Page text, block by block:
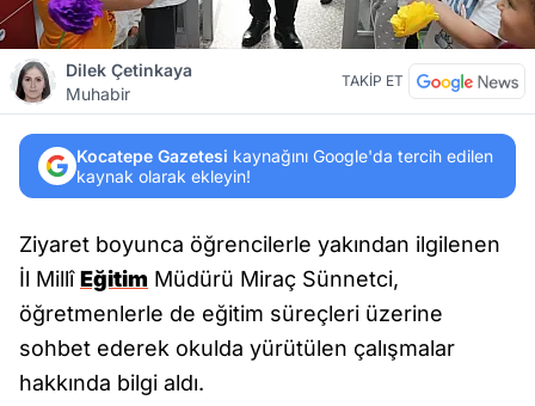
Dilek Çetinkaya
Muhabir
TAKİP ET
Kocatepe Gazetesi kaynağını Google'da tercih edilen
kaynak olarak ekleyin!
Ziyaret boyunca öğrencilerle yakından ilgilenen
İl MillîEğitim Müdürü Miraç Sünnetci,
öğretmenlerle de eğitim süreçleri üzerine
sohbet ederek okulda yürütülen çalışmalar
hakkında bilgi aldı.